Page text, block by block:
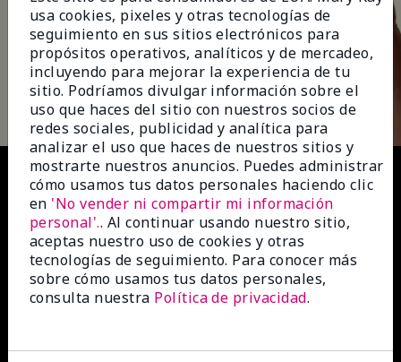
Play
Video
usa cookies, pixeles y otras tecnologías de
seguimiento en sus sitios electrónicos para
propósitos operativos, analíticos y de mercadeo,
incluyendo para mejorar la experiencia de tu
sitio. Podríamos divulgar información sobre el
uso que haces del sitio con nuestros socios de
redes sociales, publicidad y analítica para
analizar el uso que haces de nuestros sitios y
mostrarte nuestros anuncios. Puedes administrar
cómo usamos tus datos personales haciendo clic
en 'No vender ni compartir mi información
personal'.. Al continuar usando nuestro sitio,
aceptas nuestro uso de cookies y otras
tecnologías de seguimiento. Para conocer más
sobre cómo usamos tus datos personales,
consulta nuestra Política de privacidad.